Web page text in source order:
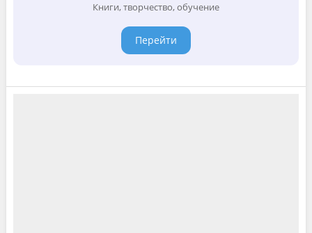
Книги, творчество, обучение
Перейти